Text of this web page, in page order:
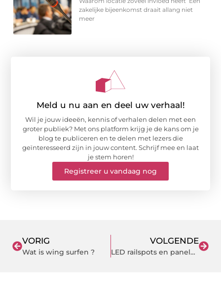
zakelijke bijeenkomst draait allang niet
meer
Meld u nu aan en deel uw verhaal!
Wil je jouw ideeën, kennis of verhalen delen met een
groter publiek? Met ons platform krijg je de kans om je
blog te publiceren en te delen met lezers die
geïnteresseerd zijn in jouw content. Schrijf mee en laat
je stem horen!
Registreer u vandaag nog
VORIG
Wat is wing surfen ?
VOLGENDE
LED railspots en panelen nodig? Ledonline.nl helpt je kiezen!